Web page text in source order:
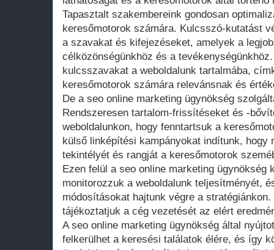
Tapasztalt szakembereink gondosan
keresőmotorok számára. Kulcsszó-kutatást
a szavakat és kifejezéseket, amelyek a
célközönségünkhöz és a
kulcsszavakat a weboldalunk tartalmába,
keresőmotorok számára relevánsnak és
De a seo online marketing ügynökség
Rendszeresen tartalom-frissítéseket és -
weboldalunkon, hogy fenntartsuk a
külső linképítési kampányokat indítunk, hogy
tekintélyét és rangját a keresőmotorok
Ezen felül a seo online marketing ügynökség
monitorozzuk a weboldalunk teljesítményét,
módosításokat hajtunk végre a
tájékoztatjuk a cég vezetését az elért
A seo online marketing ügynökség által
felkerülhet a keresési találatok élére, és így